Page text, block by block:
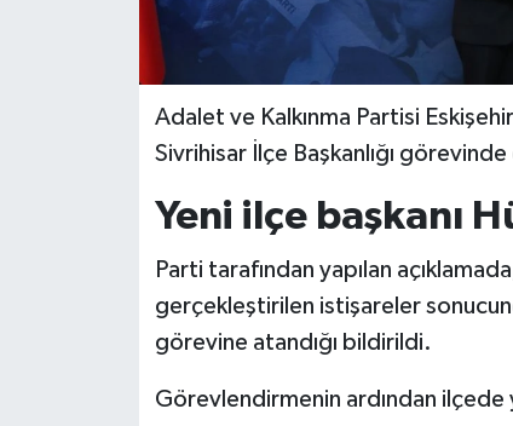
Adalet ve Kalkınma Partisi
Sivrihisar İlçe Başkanlığı
Yeni ilçe başkanı
Parti tarafından yapılan
gerçekleştirilen istişareler
görevine atandığı bildirildi.
Görevlendirmenin ardından
Teknoloji